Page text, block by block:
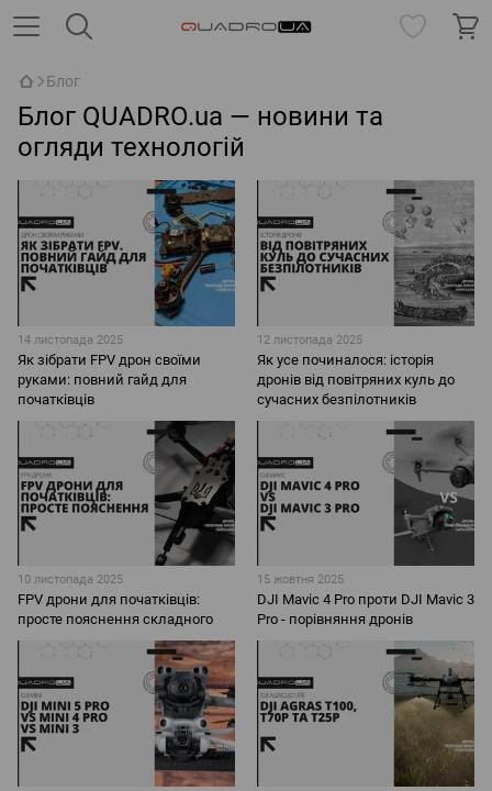
Блог
Блог QUADRO.ua — новини та
огляди технологій
14 листопада 2025
Як зібрати FPV дрон своїми
руками: повний гайд для
початківців
12 листопада 2025
Як усе починалося: історія
дронів від повітряних куль до
сучасних безпілотників
10 листопада 2025
FPV дрони для початківців:
просте пояснення складного
15 жовтня 2025
DJI Mavic 4 Pro проти DJI Mavic 3
Pro - порівняння дронів